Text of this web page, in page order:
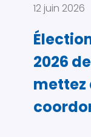
12 juin 2026
2026
mettez